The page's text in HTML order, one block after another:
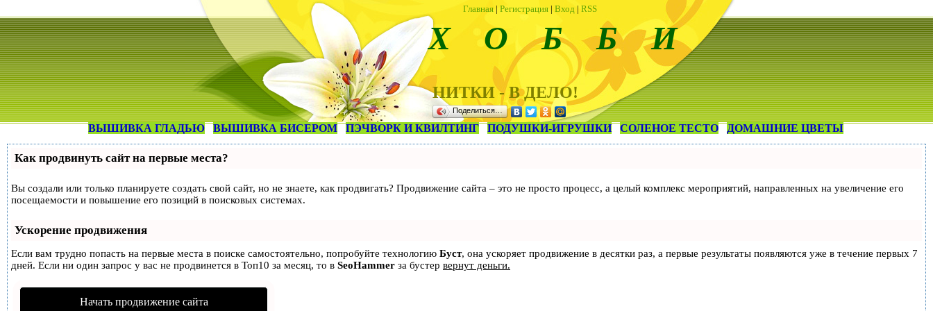
Главная | Регистрация | Вход | RSS
Х О Б Б И
НИТКИ - В ДЕЛО!
Поделиться…
ВЫШИВКА ГЛАДЬЮ ВЫШИВКА БИСЕРОМ ПЭЧВОРК И КВИЛТИНГ ПОДУШКИ-ИГРУШКИ СОЛЕНОЕ ТЕСТО ДОМАШНИЕ ЦВЕТЫ
Как продвинуть сайт на первые места?
Вы создали или только планируете создать свой сайт, но не знаете, как продвигать? Продвижение сайта – это не просто процесс, а целый комплекс мероприятий, направленных на увеличение его
посещаемости и повышение его позиций в поисковых системах.
Ускорение продвижения
Если вам трудно попасть на первые места в поиске самостоятельно, попробуйте технологию Буст, она ускоряет продвижение в десятки раз, а первые результаты появляются уже в течение первых 7
дней. Если ни один запрос у вас не продвинется в Топ10 за месяц, то в SeoHammer за бустер вернут деньги.
Начать продвижение сайта